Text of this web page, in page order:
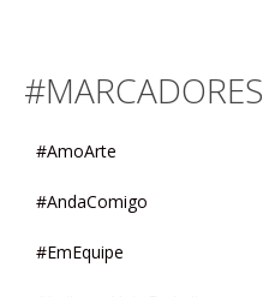
#MARCADORES
#AmoArte
#AndaComigo
#EmEquipe